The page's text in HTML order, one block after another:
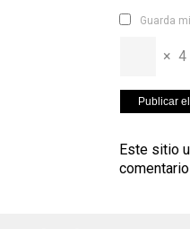
Guarda
× 4
Este sitio